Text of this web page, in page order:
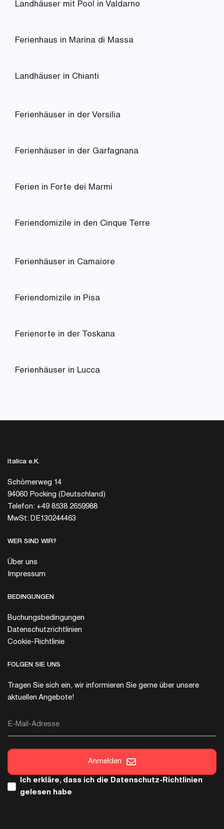
Landhäuser mit Pool in Valdarno
Ferienhaus in Marina di Massa
Landhäuser in Chianti
Ferienhäuser in der Versilia
Ferienhäuser in der Garfagnana
Ferien in Forte dei Marmi
Feriendomizile in den Cinque Terre
Ferienhäuser in Camaiore
Feriendomizile in Pisa
Ferienorte in der Toskana
Ferienhäuser in Lucca
Italica e.K.
Schömerweg 14
94060 Pocking (Deutschland)
Telefon: +49 8538 2659988
MwSt: DE130244463
WER SIND WIR?
Über uns
Impressum
BEDINGUNGEN
Buchungsbedingungen
Datenschutzrichtlinien
Cookie-Richtlinie
FOLGEN SIE UNS
Tragen Sie sich ein, wir informieren Sie gerne über unsere
aktuellen Angebote!
E-Mail-Adresse
Anmelden
Ich erkläre, dass ich die Datenschutz-Richtlinien
gelesen habe